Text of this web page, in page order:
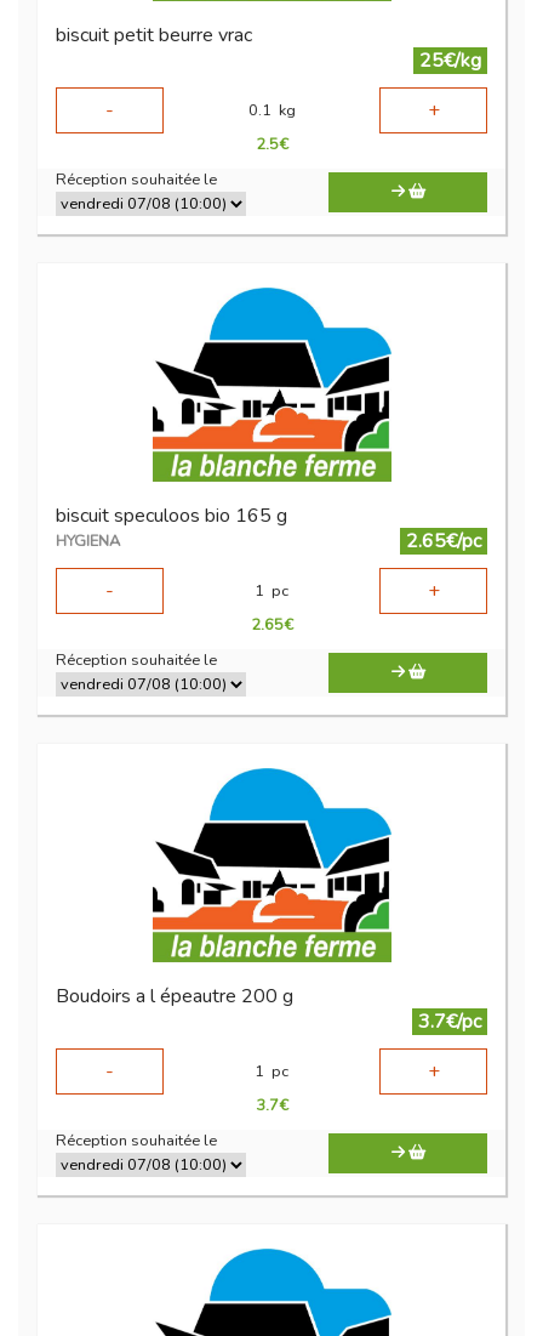
biscuit petit beurre vrac
25€/kg
-
0.1 kg +
2.5€
Réception souhaitée le
biscuit speculoos bio 165 g
HYGIENA
2.65€/pc
-
1 pc +
2.65€
Réception souhaitée le
Boudoirs a l épeautre 200 g
3.7€/pc
-
1 pc +
3.7€
Réception souhaitée le